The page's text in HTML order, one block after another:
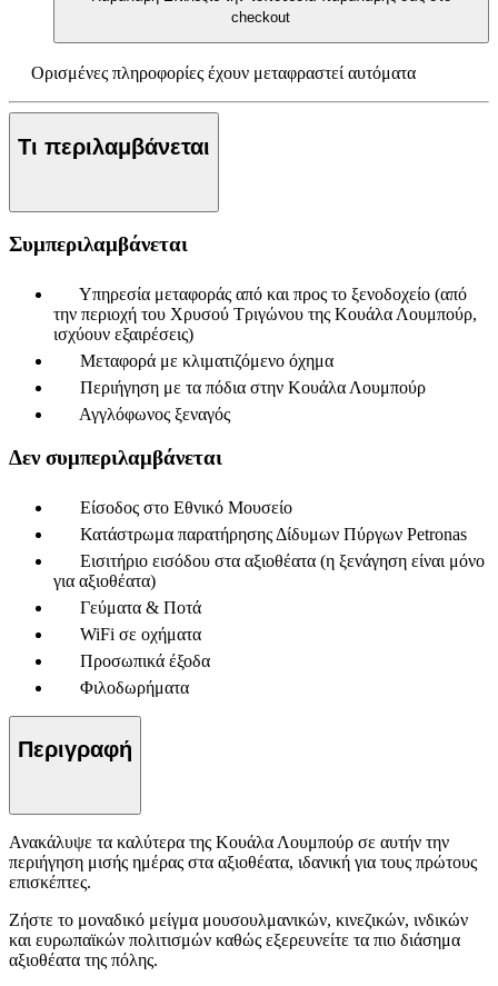
checkout
Ορισμένες πληροφορίες έχουν μεταφραστεί αυτόματα
Τι περιλαμβάνεται
Συμπεριλαμβάνεται
Υπηρεσία μεταφοράς από και προς το ξενοδοχείο (από
την περιοχή του Χρυσού Τριγώνου της Κουάλα Λουμπούρ,
ισχύουν εξαιρέσεις)
Μεταφορά με κλιματιζόμενο όχημα
Περιήγηση με τα πόδια στην Κουάλα Λουμπούρ
Αγγλόφωνος ξεναγός
Δεν συμπεριλαμβάνεται
Είσοδος στο Εθνικό Μουσείο
Κατάστρωμα παρατήρησης Δίδυμων Πύργων Petronas
Εισιτήριο εισόδου στα αξιοθέατα (η ξενάγηση είναι μόνο
για αξιοθέατα)
Γεύματα & Ποτά
WiFi σε οχήματα
Προσωπικά έξοδα
Φιλοδωρήματα
Περιγραφή
Ανακάλυψε τα καλύτερα της Κουάλα Λουμπούρ σε αυτήν την
περιήγηση μισής ημέρας στα αξιοθέατα, ιδανική για τους πρώτους
επισκέπτες.
Ζήστε το μοναδικό μείγμα μουσουλμανικών, κινεζικών, ινδικών
και ευρωπαϊκών πολιτισμών καθώς εξερευνείτε τα πιο διάσημα
αξιοθέατα της πόλης.